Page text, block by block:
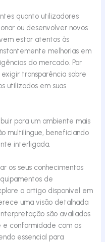
quanto utilizadores
ou desenvolver novos
estar atentos às
melhorias em
do mercado. Por
transparência sobre
utilizados em suas
para um ambiente mais
multilíngue, beneficiando
interligada.
os seus conhecimentos
de
o artigo disponível em
uma visão detalhada
são avaliados
e conformidade com os
essencial para